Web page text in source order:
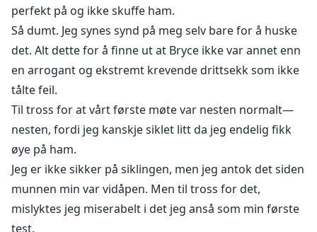
perfekt på og ikke skuffe ham.
Så dumt. Jeg synes synd på meg selv bare for å huske
det. Alt dette for å finne ut at Bryce ikke var annet enn
en arrogant og ekstremt krevende drittsekk som ikke
tålte feil.
Til tross for at vårt første møte var nesten normalt—
nesten, fordi jeg kanskje siklet litt da jeg endelig fikk
øye på ham.
Jeg er ikke sikker på siklingen, men jeg antok det siden
munnen min var vidåpen. Men til tross for det,
mislyktes jeg miserabelt i det jeg anså som min første
test.